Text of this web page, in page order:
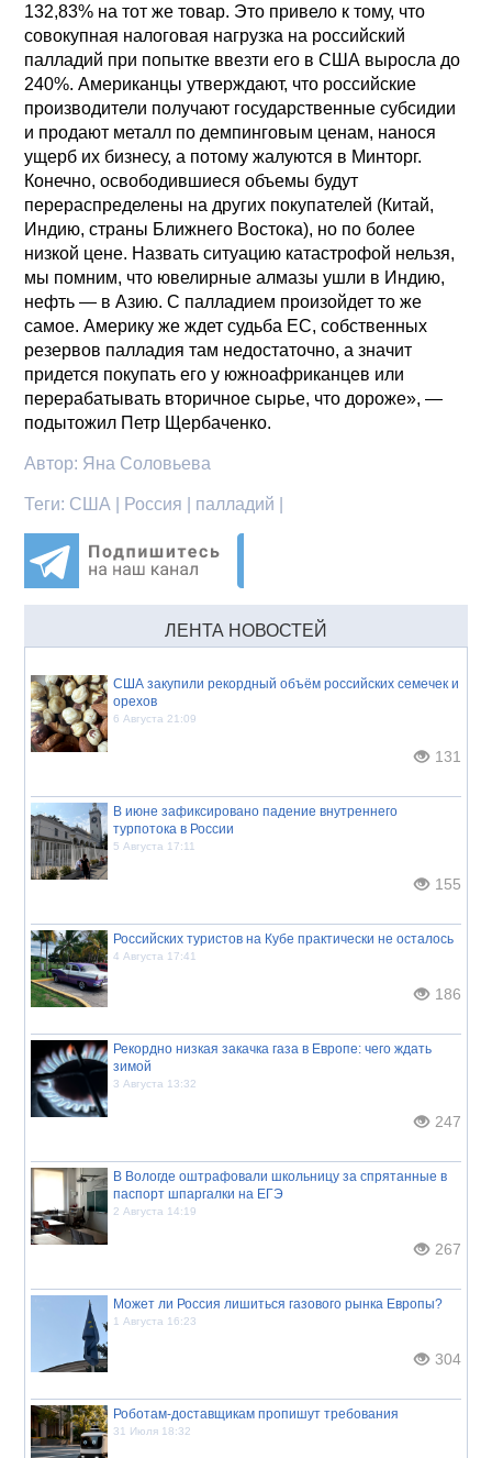
132,83% на тот же товар. Это привело к тому, что
совокупная налоговая нагрузка на российский
палладий при попытке ввезти его в США выросла до
240%. Американцы утверждают, что российские
производители получают государственные субсидии
и продают металл по демпинговым ценам, нанося
ущерб их бизнесу, а потому жалуются в Минторг.
Конечно, освободившиеся объемы будут
перераспределены на других покупателей (Китай,
Индию, страны Ближнего Востока), но по более
низкой цене. Назвать ситуацию катастрофой нельзя,
мы помним, что ювелирные алмазы ушли в Индию,
нефть — в Азию. С палладием произойдет то же
самое. Америку же ждет судьба ЕС, собственных
резервов палладия там недостаточно, а значит
придется покупать его у южноафриканцев или
перерабатывать вторичное сырье, что дороже», —
подытожил Петр Щербаченко.
Автор: Яна Соловьева
Теги: США | Россия | палладий |
ЛЕНТА НОВОСТЕЙ
США закупили рекордный объём российских семечек и
орехов
6 Августа 21:09
131
В июне зафиксировано падение внутреннего
турпотока в России
5 Августа 17:11
155
Российских туристов на Кубе практически не осталось
4 Августа 17:41
186
Рекордно низкая закачка газа в Европе: чего ждать
зимой
3 Августа 13:32
247
В Вологде оштрафовали школьницу за спрятанные в
паспорт шпаргалки на ЕГЭ
2 Августа 14:19
267
Может ли Россия лишиться газового рынка Европы?
1 Августа 16:23
304
Роботам-доставщикам пропишут требования
31 Июля 18:32